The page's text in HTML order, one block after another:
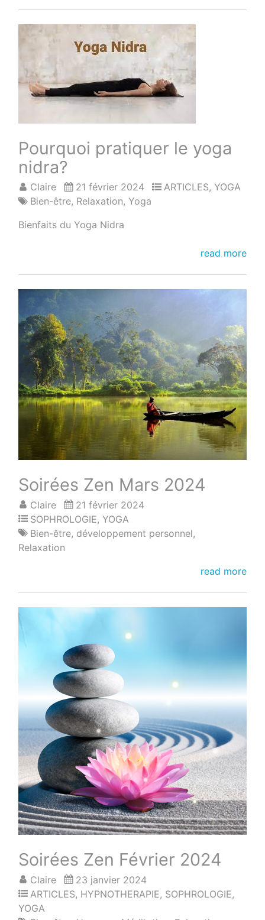
Pourquoi pratiquer le yoga
nidra?
Claire 21 février 2024 ARTICLES,YOGA
Bien-être, Relaxation,Yoga
Bienfaits du Yoga Nidra
Pourquoi
yoga
read more
Soirées Zen Mars 2024
Claire
21 février 2024
SOPHROLOGIE,YOGA
Bien-être, développement personnel,
Relaxation
Soirées
read more
Soirées Zen Février 2024
Claire
23 janvier 2024
ARTICLES, HYPNOTHERAPIE, SOPHROLOGIE,
YOGA